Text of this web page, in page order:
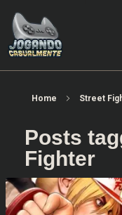
Home Street
Posts
Fighter